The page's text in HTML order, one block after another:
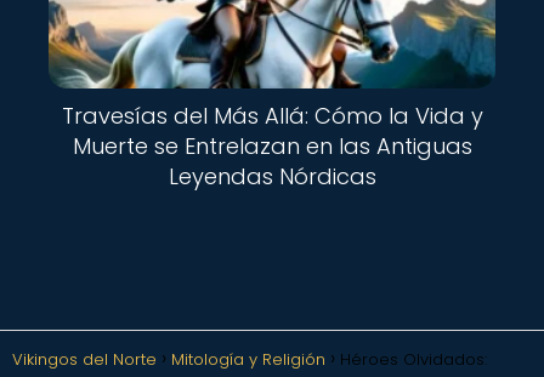
Travesías del Más Allá: Cómo la Vida y
Muerte se Entrelazan en las Antiguas
Leyendas Nórdicas
Vikingos del Norte Mitología y Religión Héroes Olvidados: